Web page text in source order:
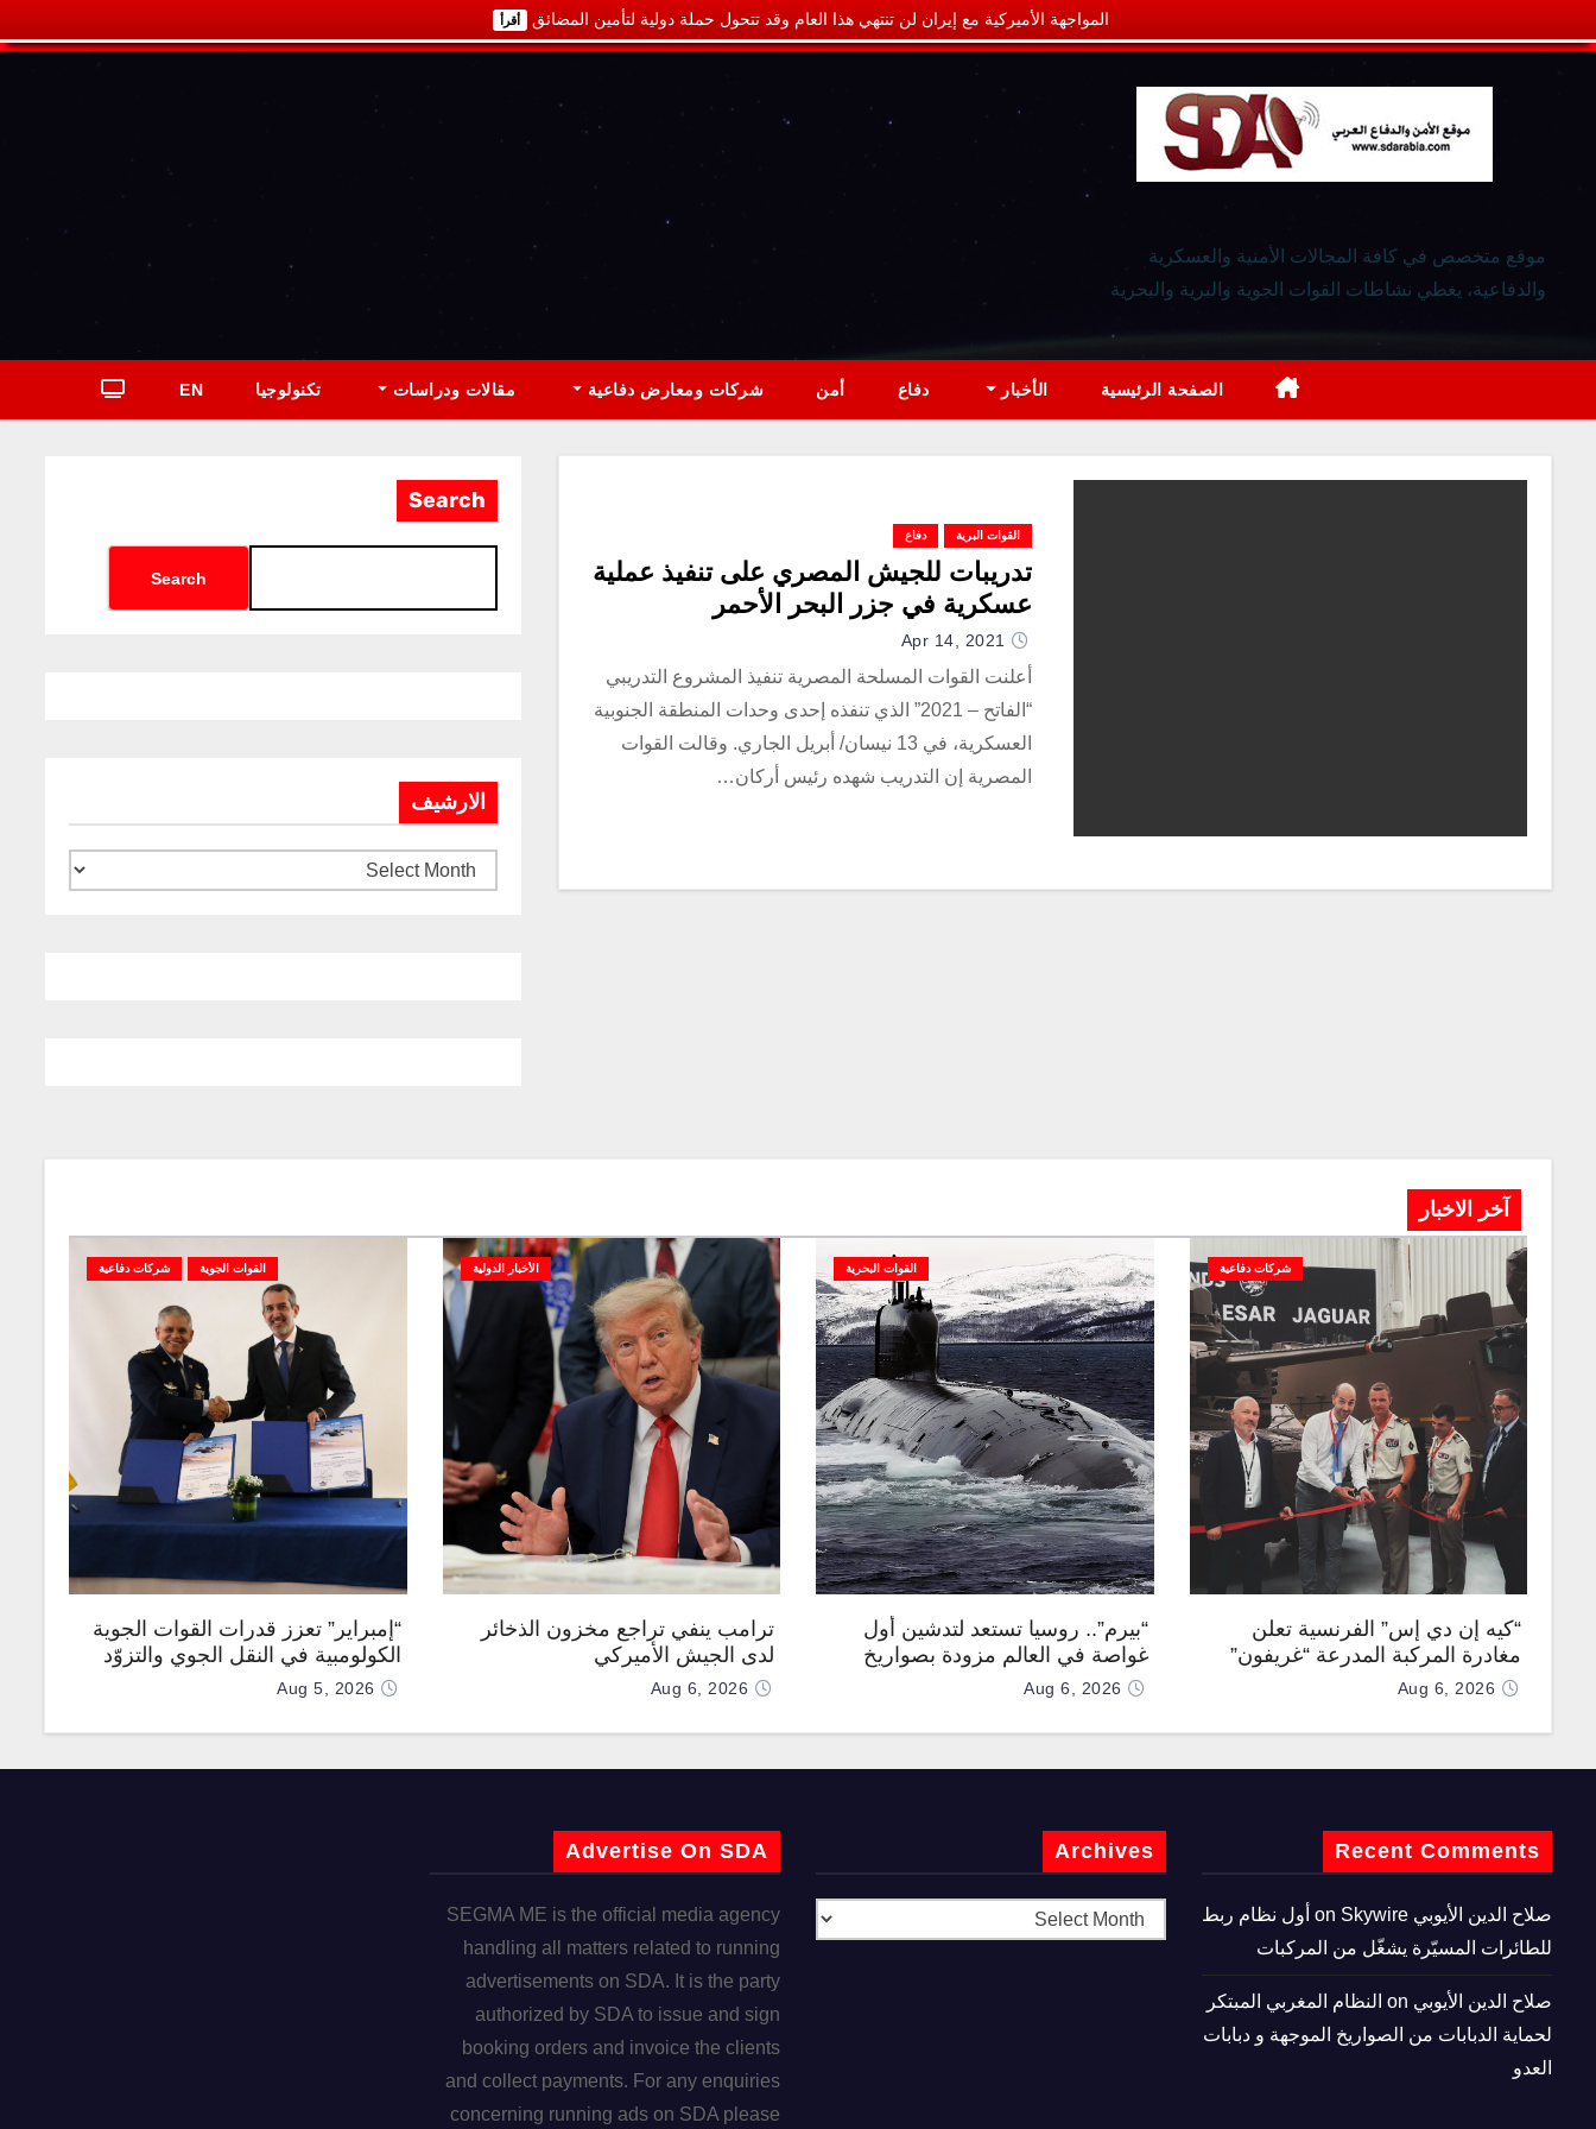
المواجهة الأميركية مع إيران لن تنتهي هذا العام وقد تتحول حملة دولية لتأمين المضائق أقرأ
موقع متخصص في كافة المجالات الأمنية والعسكرية
والدفاعية، يغطي نشاطات القوات الجوية والبرية والبحرية
الصفحة الرئيسية الأخبار دفاع أمن شركات ومعارض دفاعية مقالات ودراسات تكنولوجيا EN
القوات البرية دفاع
تدريبات للجيش المصري على تنفيذ عملية
عسكرية في جزر البحر الأحمر
Apr 14, 2021
أعلنت القوات المسلحة المصرية تنفيذ المشروع التدريبي
“الفاتح – 2021” الذي تنفذه إحدى وحدات المنطقة الجنوبية
العسكرية، في 13 نيسان/ أبريل الجاري. وقالت القوات
المصرية إن التدريب شهده رئيس أركان…
Search
Search
الارشيف
آخر الاخبار
شركات دفاعية
“كيه إن دي إس” الفرنسية تعلن
مغادرة المركبة المدرعة “غريفون”
رقم 1000 لخط الإنتاجAug 6, 2026
القوات البحرية
“بيرم”.. روسيا تستعد لتدشين أول
غواصة في العالم مزودة بصواريخ
كروز فرط صوتية
Aug 6, 2026
الأخبار الدولية
ترامب ينفي تراجع مخزون الذخائر
لدى الجيش الأميركي
Aug 6, 2026
القوات الجوية شركات دفاعية
“إمبراير” تعزز قدرات القوات الجوية
الكولومبية في النقل الجوي والتزوّد
بالوقود جوًا من خلال تزويدها بطائرتي
Aug 5, 2026
Recent Comments
صلاح الدين الأيوبي
Skywire أول نظام ربط
للطائرات المسيّرة يشغّل من المركبات
صلاح الدين الأيوبي
النظام المغربي المبتكر
لحماية الدبابات من الصواريخ الموجهة و دبابات
العدو
Archives
Advertise On SDA
SEGMA ME is the official media agency
handling all matters related to running
advertisements on SDA. It is the party
authorized by SDA to issue and sign
booking orders and invoice the clients
and collect payments. For any enquiries
concerning running ads on SDA please